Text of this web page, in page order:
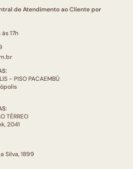
de Atendimento ao Cliente por
17h
- PISO PACAEMBÚ
TÉRREO
2041
Silva, 1899